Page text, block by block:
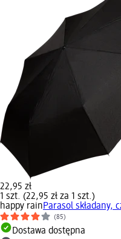
22,95 zł
1 szt. (22,95 zł za 1 szt.)
happy rainParasol składany,
(85)
Dostawa dostępna